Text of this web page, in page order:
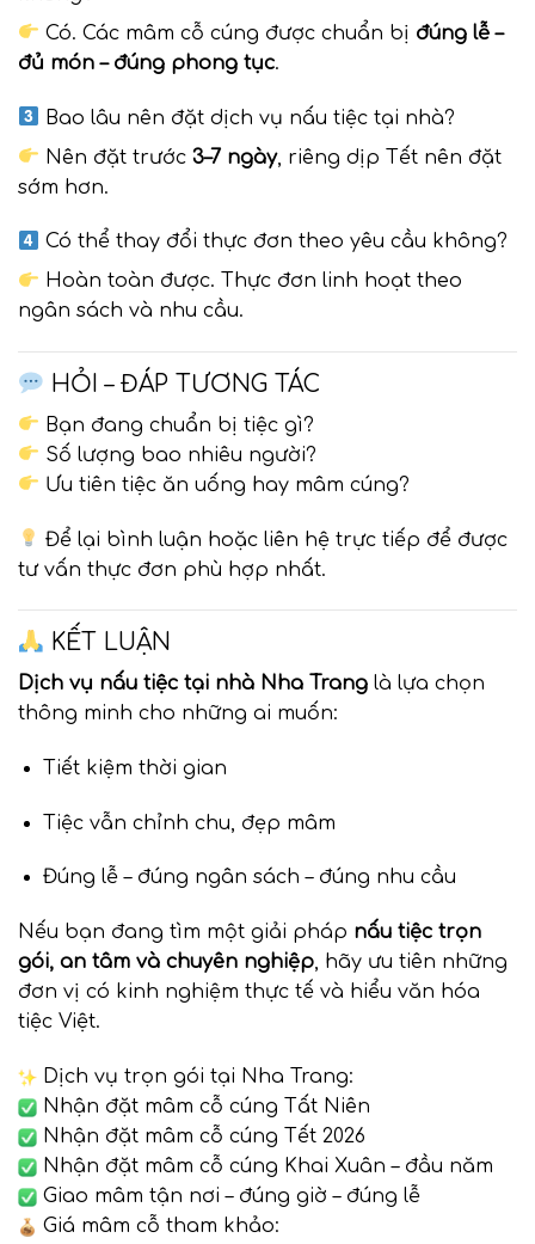
Có. Các mâm cỗ cúng được chuẩn bị đúng lễ –
đủ món – đúng phong tục.
Bao lâu nên đặt dịch vụ nấu tiệc tại nhà?
Nên đặt trước3–7 ngày, riêng dịp Tết nên đặt
sớm hơn.
Có thể thay đổi thực đơn theo yêu cầu không?
Hoàn toàn được. Thực đơn linh hoạt theo
ngân sách và nhu cầu.
HỎI – ĐÁP TƯƠNG TÁC
Bạn đang chuẩn bị tiệc gì?
Số lượng bao nhiêu người?
Ưu tiên tiệc ăn uống hay mâm cúng?
Để lại bình luận hoặc liên hệ trực tiếp để được
tư vấn thực đơn phù hợp nhất.
KẾT LUẬN
Dịch vụ nấu tiệc tại nhà Nha Trang là lựa chọn
thông minh cho những ai muốn:
Tiết kiệm thời gian
Tiệc vẫn chỉnh chu, đẹp mâm
Đúng lễ – đúng ngân sách – đúng nhu cầu
Nếu bạn đang tìm một giải pháp nấu tiệc trọn
gói, an tâm và chuyên nghiệp, hãy ưu tiên những
đơn vị có kinh nghiệm thực tế và hiểu văn hóa
tiệc Việt.
Dịch vụ trọn gói tại Nha Trang:
Nhận đặt mâm cỗ cúng Tất Niên
Nhận đặt mâm cỗ cúng Tết 2026
Nhận đặt mâm cỗ cúng Khai Xuân – đầu năm
Giao mâm tận nơi – đúng giờ – đúng lễ
Giá mâm cỗ tham khảo: